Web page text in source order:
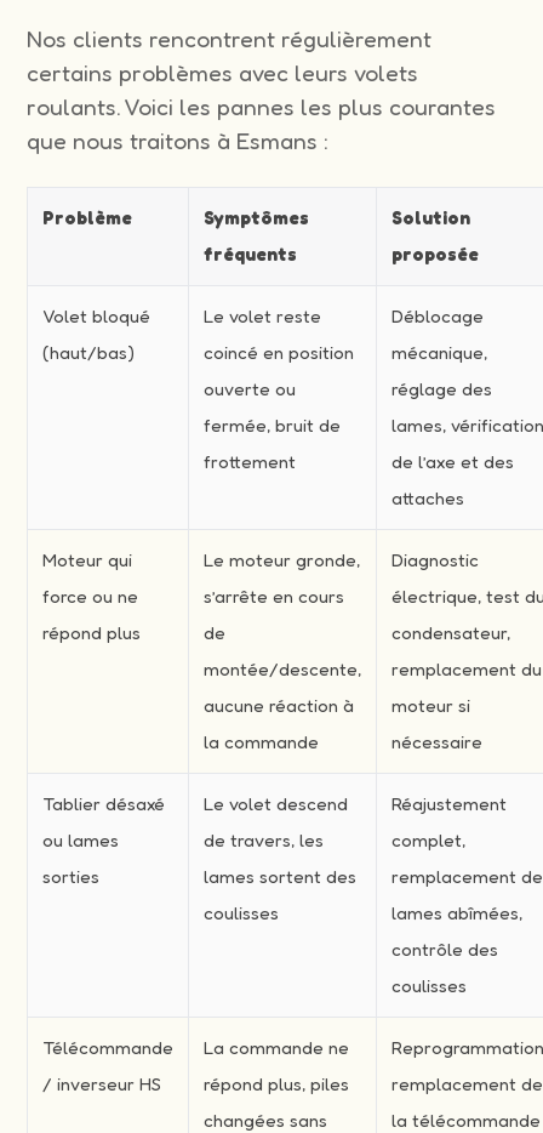
Nos clients rencontrent régulièrement
certains problèmes avec leurs volets
roulants. Voici les pannes les plus courantes
que nous traitons à Esmans :
Problème
Symptômes
fréquents
Solution
proposée
Volet bloqué
(haut/bas)
Le volet reste
coincé en position
ouverte ou
fermée, bruit de
frottement
Déblocage
mécanique,
réglage des
lames,
de l’axe et des
attaches
Moteur qui
force ou ne
répond plus
Le moteur gronde,
s’arrête en cours
de
montée/descente,
aucune réaction à
la commande
Diagnostic
électrique, test
condensateur,
remplacement du
moteur si
nécessaire
Tablier désaxé
ou lames
sorties
Le volet descend
de travers, les
lames sortent des
coulisses
Réajustement
complet,
remplacement de
lames abîmées,
contrôle des
coulisses
Télécommande
/ inverseur HS
La commande ne
répond plus, piles
changées sans
remplacement de
la télécommande